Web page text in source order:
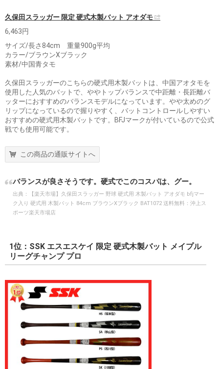
久保田スラッガー 限定 硬式木製バット アオダモ
6,463円
サイズ/長さ84cm 重量900g平均
カラー/ブラウンXブラック
素材/中国青タモ
久保田スラッガーのこちらの硬式用木製バットは、中国アオタモを
使用した人気のバットで、ややトップバランスで中距離・長距離バ
ッターにおすすめのバランスモデルになっています。やや太めのグ
リップになっているので握りやすく、バットコントロールしやすい
おすすめの硬式用木製バットです。BFJマークが付いているので公式
戦でも使用可能です。
この商品の通販サイトへ
バランスが良さそうです。硬式でこのコスパは、グー。
出典：
【楽天市場】久保田スラッガー 野球 硬式用 木製バット アオダモ bfjマー
ク入り 硬式用 木製バット 84cm ブラウンXブラック BAT1072 送料無料：沖上ス
ポーツ楽天市場店
1位：SSK エスエスケイ 限定 硬式木製バット メイプル
リーグチャンプ プロ